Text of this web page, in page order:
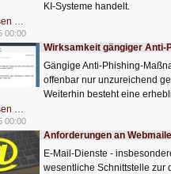
KI-Systeme handelt.
…
Kriterien
für
die
Vertrauenswürdigkeit
von
KI
00:00
Wirksamkeit gängiger Anti-
Gängige Anti-Phishing-
offenbar nur unzureichend
Weiterhin besteht eine
…
gängiger
Anti-
Phishing-
Maßnahmen
fraglich
00:00
Anforderungen an
E-Mail-Dienste -
wesentliche Schnittstelle zur